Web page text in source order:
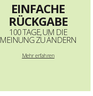
EINFACHE
RÜCKGABE
100 TAGE, UM DIE
MEINUNG ZU ÄNDERN
Mehr erfahren